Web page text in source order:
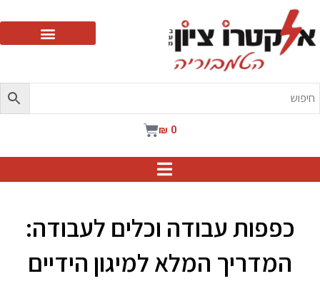
₪עגלת
כפפות עבודה וכלים לעבודה:
המדריך המלא למיגון הידיים